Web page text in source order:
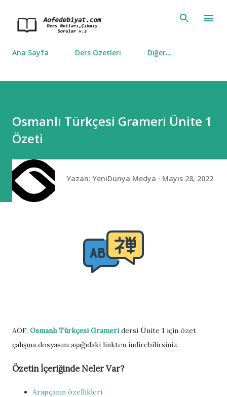
Ana Sayfa Ders Özetleri Diğer…
Osmanlı Türkçesi Grameri Ünite 1
Özeti
Yazan: YeniDünya Medya Mayıs 28, 2022
AÖF, Osmanlı Türkçesi Grameridersi Ünite 1 için özet
çalışma dosyasını aşağıdaki linkten indirebilirsiniz.
Özetin İçeriğinde Neler Var?
Arapçanın özellikleri